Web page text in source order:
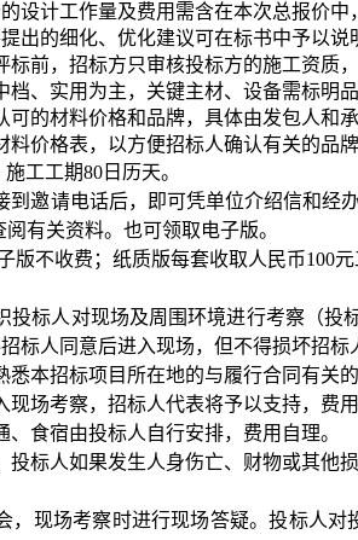
设计工作量及费用需含在本次总报价中
出的细化、优化建议可在标书中予以说
标前，招标方只审核投标方的施工资质
档、实用为主，关键主材、设备需标明
可的材料价格和品牌，具体由发包人和
料价格表，以方便招标人确认有关的品牌
工工期80日历天。
到邀请电话后，即可凭单位介绍信和经
有关资料。也可领取电子版。
版不收费；纸质版每套收取人民币100
投标人对现场及周围环境进行考察（
标人同意后进入现场，但不得损坏招
本招标项目所在地的与履行合同有关
场考察，招标人代表将予以支持，费用
食宿由投标人自行安排，费用自理。
标人如果发生人身伤亡、财物或其他
，现场考察时进行现场答疑。投标人